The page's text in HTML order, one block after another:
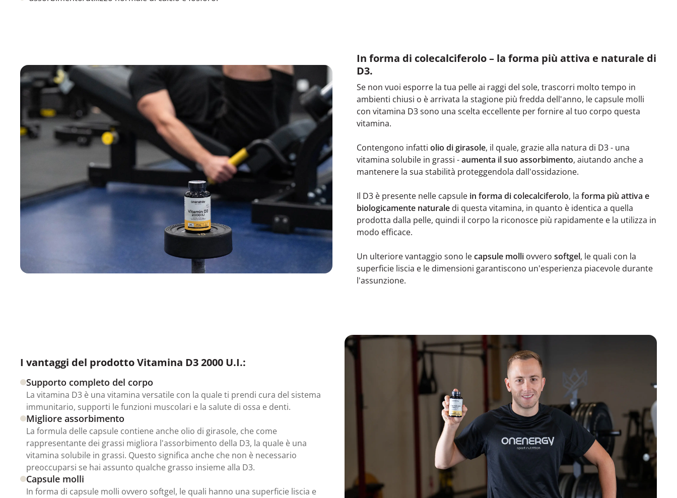
In forma di colecalciferolo – la forma più attiva e naturale di
D3.
Se non vuoi esporre la tua pelle ai raggi del sole, trascorri molto tempo in
ambienti chiusi o è arrivata la stagione più fredda dell'anno, le capsule molli
con vitamina D3 sono una scelta eccellente per fornire al tuo corpo questa
vitamina.
Contengono infatti olio di girasole, il quale, grazie alla natura di D3 - una
vitamina solubile in grassi -aumenta il suo assorbimento, aiutando anche a
mantenere la sua stabilità proteggendola dall'ossidazione.
Il D3 è presente nelle capsule in forma di colecalciferolo, la forma più attiva e
biologicamente naturale di questa vitamina, in quanto è identica a quella
prodotta dalla pelle, quindi il corpo la riconosce più rapidamente e la utilizza in
modo efficace.
Un ulteriore vantaggio sono lecapsule molli ovvero softgel, le quali con la
superficie liscia e le dimensioni garantiscono un'esperienza piacevole durante
l'assunzione.
I vantaggi del prodotto Vitamina D3 2000 U.I.:
Supporto completo del corpo
La vitamina D3 è una vitamina versatile con la quale ti prendi cura del sistema
immunitario, supporti le funzioni muscolari e la salute di ossa e denti.
Migliore assorbimento
La formula delle capsule contiene anche olio di girasole, che come
rappresentante dei grassi migliora l'assorbimento della D3, la quale è una
vitamina solubile in grassi. Questo significa anche che non è necessario
preoccuparsi se hai assunto qualche grasso insieme alla D3.
Capsule molli
In forma di capsule molli ovvero softgel, le quali hanno una superficie liscia e